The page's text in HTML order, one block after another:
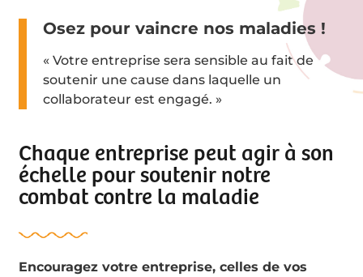
Osez pour vaincre nos maladies !
« Votre entreprise sera sensible au fait de
soutenir une cause dans laquelle un
collaborateur est engagé. »
Chaque entreprise peut agir à son
échelle pour soutenir notre
combat contre la maladie
Encouragez votre entreprise, celles de vos